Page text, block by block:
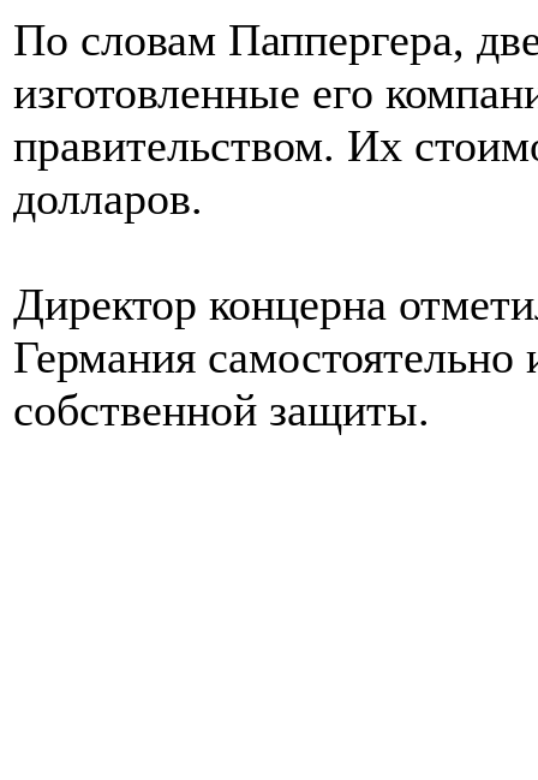
По словам Паппергера,
изготовленные его
правительством. Их
долларов.
Директор концерна
Германия
собственной защиты.